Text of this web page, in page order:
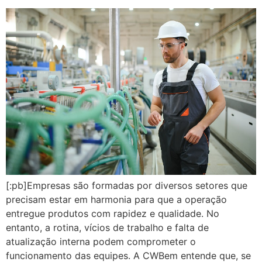
[:pb]Empresas são formadas por diversos setores que
precisam estar em harmonia para que a operação
entregue produtos com rapidez e qualidade. No
entanto, a rotina, vícios de trabalho e falta de
atualização interna podem comprometer o
funcionamento das equipes. A CWBem entende que, se